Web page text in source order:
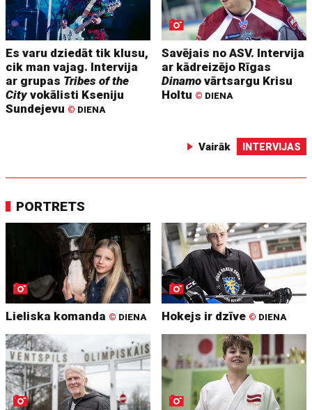
Es varu dziedāt tik klusu,
cik man vajag. Intervija
ar grupas Tribes of the
Cityvokālisti Kseniju
Sundejevu © DIENA
Savējais no ASV. Intervija
ar kādreizējo Rīgas
Dinamo vārtsargu Krisu
Holtu © DIENA
Vairāk INTERVIJAS
PORTRETS
Lieliska komanda © DIENA Hokejs ir dzīve © DIENA